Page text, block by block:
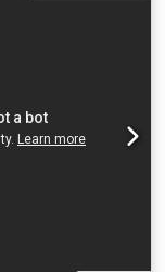
drivspindel: 4,5–
ca 40
2. Maskinen i
mm
nytt